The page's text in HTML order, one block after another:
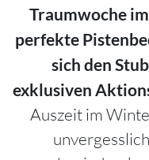
Traumwoche
perfekte
sich den
exklusiven
Auszeit im